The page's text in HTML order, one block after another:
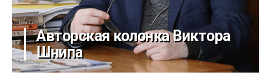
Авторская колонка Виктора
Шнипа